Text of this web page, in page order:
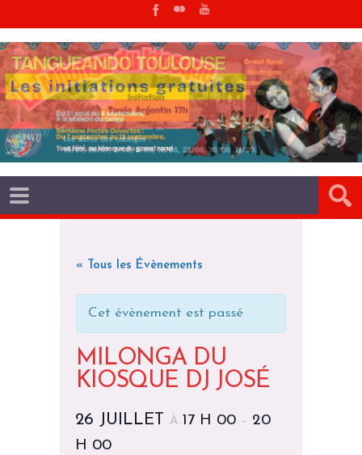
« Tous les Évènements
Cet évènement est passé
MILONGA DU
KIOSQUE DJ JOSÉ
26 JUILLET À 17 H 00 – 20
H 00